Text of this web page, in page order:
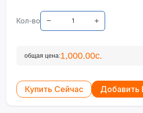
Кол-во
общая цена:1,000.00с.
Купить Сейчас Добавить